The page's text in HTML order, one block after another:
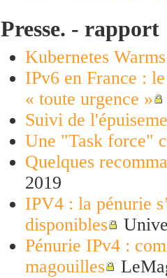
Presse. - rapport
Kubernetes
IPv6 en France :
« toute urgence »
Suivi de
Une "Task force"
Quelques
2019
IPV4 : la pénurie
disponibles
Pénurie IPv4 :
magouilles